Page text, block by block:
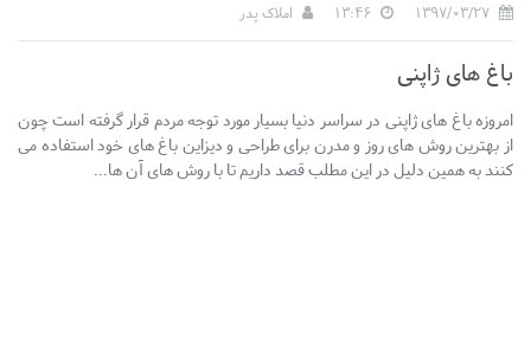
املاک پدر
باغ های ژاپنی
امروزه باغ های ژاپنی در سراسر دنیا بسیار مورد توجه مردم قرار گرفته است چون
از بهترین روش های روز و مدرن برای طراحی و دیزاین باغ های خود استفاده می
کنند به همین دلیل در این مطلب قصد داریم تا با روش های آن ها...